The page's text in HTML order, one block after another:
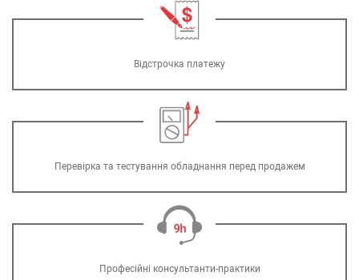
Відстрочка платежу
Перевірка та тестування обладнання перед продажем
Професійні консультанти-практики